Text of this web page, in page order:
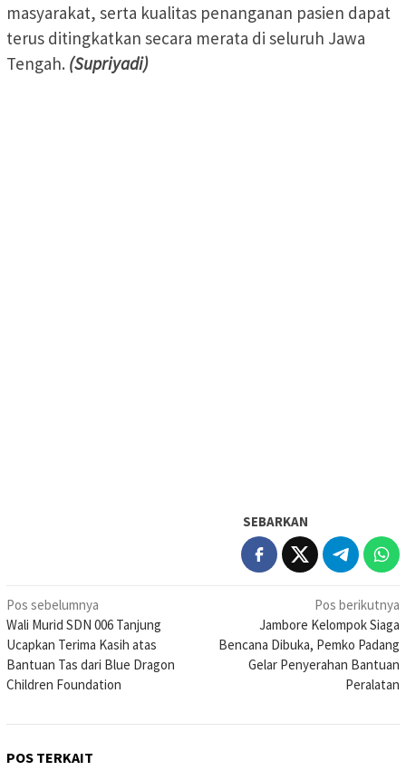
masyarakat, serta kualitas penanganan pasien dapat
terus ditingkatkan secara merata di seluruh Jawa
Tengah. (Supriyadi)
SEBARKAN
Navigasi
pos
Pos sebelumnya
Wali Murid SDN 006 Tanjung
Ucapkan Terima Kasih atas
Bantuan Tas dari Blue Dragon
Children Foundation
Pos berikutnya
Jambore Kelompok Siaga
Bencana Dibuka, Pemko Padang
Gelar Penyerahan Bantuan
Peralatan
POS TERKAIT